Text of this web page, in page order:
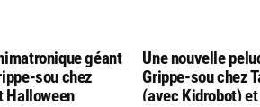
géant
sou chez
Halloween
Une nouvelle
Grippe-sou chez
(avec Kidrobot)